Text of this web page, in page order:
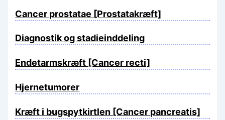
Cancer prostatae [Prostatakræft]
Diagnostik og stadieinddeling
Endetarmskræft [Cancer recti]
Hjernetumorer
Kræft i bugspytkirtlen [Cancer pancreatis]